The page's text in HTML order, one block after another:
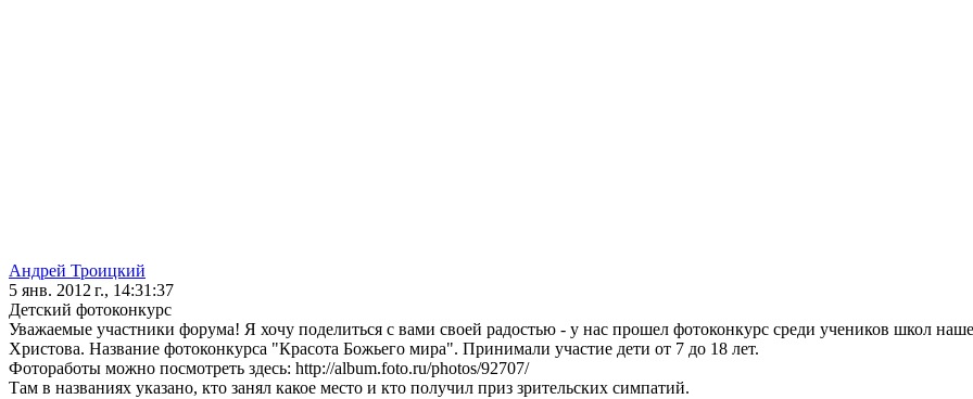
Андрей Троицкий
5 янв. 2012 г., 14:31:37
Детский фотоконкурс
Уважаемые участники форума! Я хочу поделиться с вами своей радостью - у нас прошел фотоконкурс среди учеников школ
Христова. Название фотоконкурса "Красота Божьего мира". Принимали участие дети от 7 до 18 лет.
Фотоработы можно посмотреть здесь: http://album.foto.ru/photos/92707/
Там в названиях указано, кто занял какое место и кто получил приз зрительских симпатий.